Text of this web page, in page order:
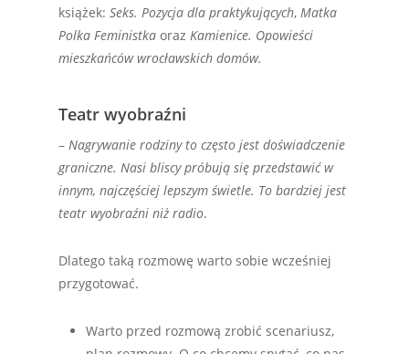
książek:Seks. Pozycja dla praktykujących,Matka
Polka Feministka orazKamienice. Opowieści
mieszkańców wrocławskich domów.
Teatr wyobraźni
–Nagrywanie rodziny to często jest doświadczenie
graniczne. Nasi bliscy próbują się przedstawić w
innym, najczęściej lepszym świetle. To bardziej jest
teatr wyobraźni niż radio.
Dlatego taką rozmowę warto sobie wcześniej
przygotować.
Warto przed rozmową zrobić scenariusz,